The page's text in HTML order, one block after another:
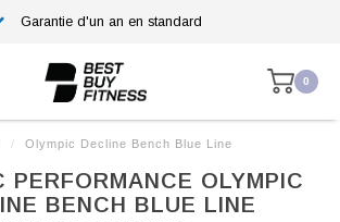
Garantie d'un an en standard
0
/ Olympic Decline Bench Blue Line
PERFORMANCE OLYMPIC
BENCH BLUE LINE